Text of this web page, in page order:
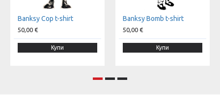
Banksy Cop t-shirt
50,00 €
Купи
Banksy Bomb t-shirt
50,00 €
Купи